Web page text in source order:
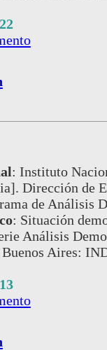
: Instituto
Dirección de
de Análisis
: Situación
Análisis
Buenos Aires: